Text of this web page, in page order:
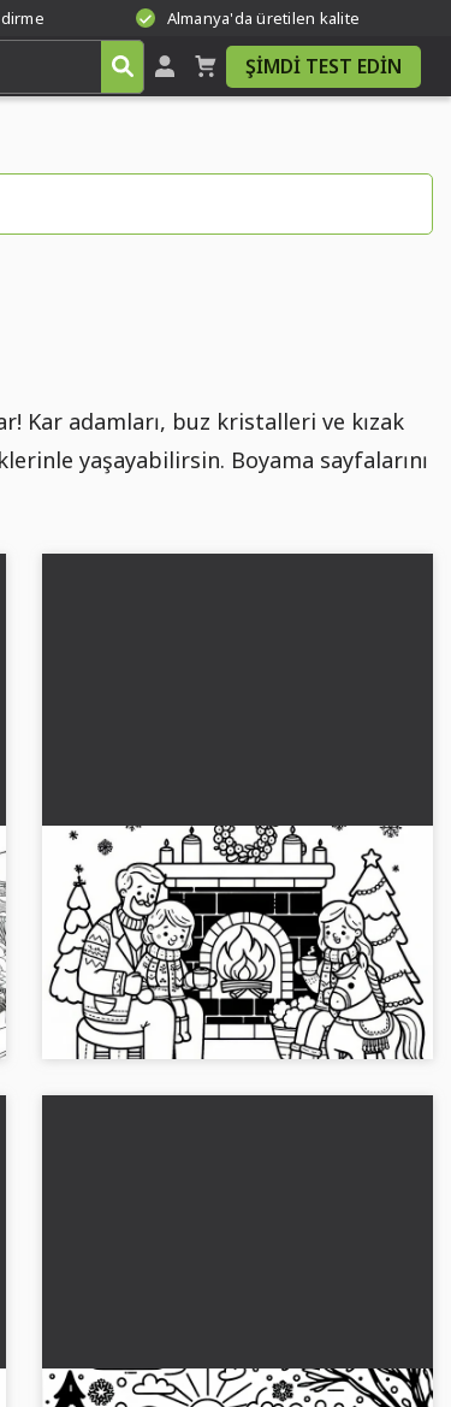
Almanya'da üretilen kalite
ŞIMDI TEST EDIN
Kar adamları, buz kristalleri ve kızak
yaşayabilirsin. Boyama sayfalarını
Aile şömine başında sıcak çikolata
içiyor: İndirilebilir boyama sayfası
(Ücretsiz)
Özel Anlar: Şömine önünde aile ve sıcak
çikolata. Boyama sayfasını indir veya çevrimiçi
olarak boyayın....